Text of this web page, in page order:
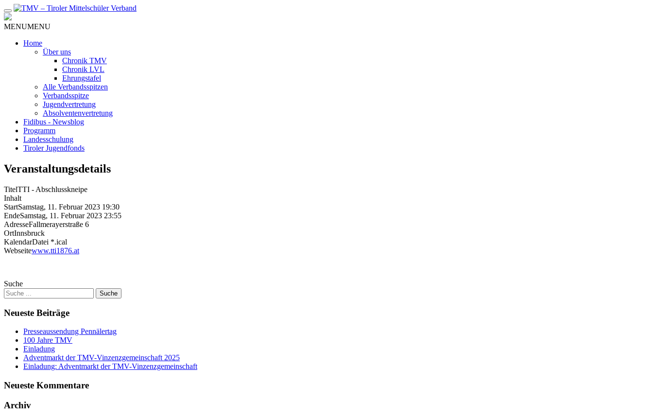
Zum
Inhalt
MENUMENU
Home
Über uns
Chronik TMV
Chronik LVL
Ehrungstafel
Alle Verbandsspitzen
Verbandsspitze
Jugendvertretung
Absolventenvertretung
Fidibus - Newsblog
Programm
Landesschulung
Tiroler Jugendfonds
Veranstaltungsdetails
TitelTTI - Abschlusskneipe
Inhalt
StartSamstag, 11. Februar 2023 19:30
EndeSamstag, 11. Februar 2023 23:55
AdresseFallmerayerstraße 6
OrtInnsbruck
KalendarDatei *.ical
Webseitewww.tti1876.at
Suche
Neueste Beiträge
Presseaussendung Pennälertag
100 Jahre TMV
Einladung
Adventmarkt der TMV-Vinzenzgemeinschaft 2025
Einladung: Adventmarkt der TMV-Vinzenzgemeinschaft
Neueste Kommentare
Archiv